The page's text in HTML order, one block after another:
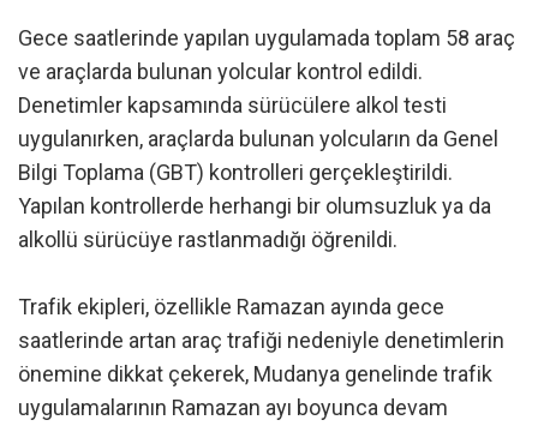
Gece saatlerinde yapılan uygulamada toplam 58 araç
ve araçlarda bulunan yolcular kontrol edildi.
Denetimler kapsamında sürücülere alkol testi
uygulanırken, araçlarda bulunan yolcuların da Genel
Bilgi Toplama (GBT) kontrolleri gerçekleştirildi.
Yapılan kontrollerde herhangi bir olumsuzluk ya da
alkollü sürücüye rastlanmadığı öğrenildi.
Trafik ekipleri, özellikle Ramazan ayında gece
saatlerinde artan araç trafiği nedeniyle denetimlerin
önemine dikkat çekerek, Mudanya genelinde trafik
uygulamalarının Ramazan ayı boyunca devam